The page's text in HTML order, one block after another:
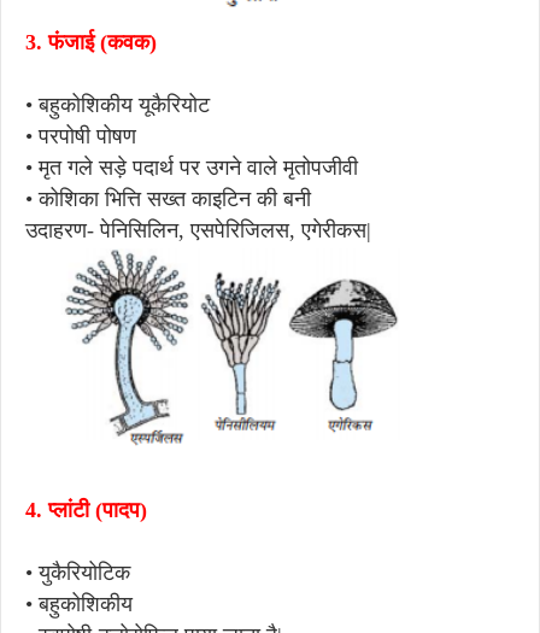
3. फंजाई (कवक)
• बहुकोशिकीय यूकैरियोट
• परपोषी पोषण
• मृत गले सड़े पदार्थ पर उगने वाले मृतोपजीवी
• कोशिका भित्ति सख्त काइटिन की बनी
उदाहरण- पेनिसिलिन, एसपेरिजिलस, एगेरीकस|
4. प्लांटी (पादप)
• युकैरियोटिक
• बहुकोशिकीय